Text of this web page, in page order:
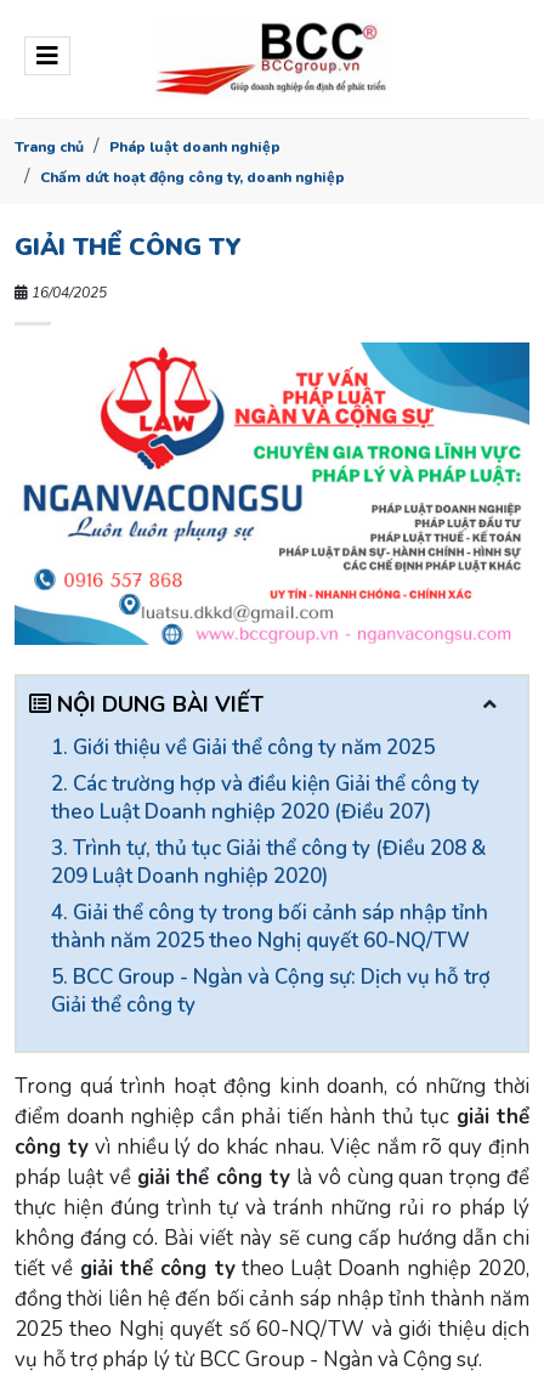
Trang chủ
Pháp luật doanh nghiệp
Chấm dứt hoạt động công ty, doanh nghiệp
GIẢI THỂ CÔNG TY
16/04/2025
NỘI DUNG BÀI VIẾT
1. Giới thiệu về Giải thể công ty năm 2025
2. Các trường hợp và điều kiện Giải thể công ty
theo Luật Doanh nghiệp 2020 (Điều 207)
3. Trình tự, thủ tục Giải thể công ty (Điều 208 &
209 Luật Doanh nghiệp 2020)
4. Giải thể công ty trong bối cảnh sáp nhập tỉnh
thành năm 2025 theo Nghị quyết 60-NQ/TW
5. BCC Group - Ngàn và Cộng sự: Dịch vụ hỗ trợ
Giải thể công ty
Trong quá trình hoạt động kinh doanh, có những thời
điểm doanh nghiệp cần phải tiến hành thủ tục giải thể
công tyvì nhiều lý do khác nhau. Việc nắm rõ quy định
pháp luật về giải thể công ty là vô cùng quan trọng để
thực hiện đúng trình tự và tránh những rủi ro pháp lý
không đáng có. Bài viết này sẽ cung cấp hướng dẫn chi
tiết về giải thể công tytheo Luật Doanh nghiệp 2020,
đồng thời liên hệ đến bối cảnh sáp nhập tỉnh thành năm
2025 theo Nghị quyết số 60-NQ/TW và giới thiệu dịch
vụ hỗ trợ pháp lý từ BCC Group - Ngàn và Cộng sự.